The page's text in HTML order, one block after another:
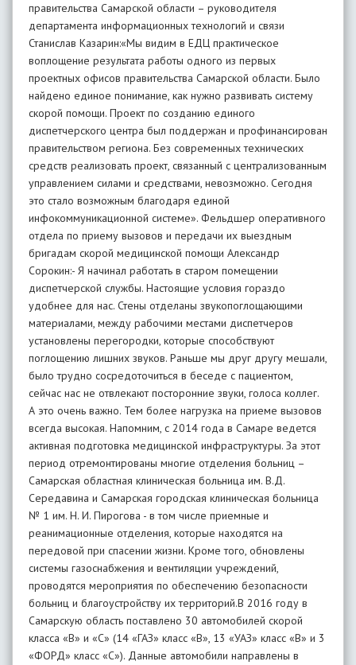
правительства Самарской области – руководителя
департамента информационных технологий и связи
Станислав Казарин:«Мы видим в ЕДЦ практическое
воплощение результата работы одного из первых
проектных офисов правительства Самарской области. Было
найдено единое понимание, как нужно развивать систему
скорой помощи. Проект по созданию единого
диспетчерского центра был поддержан и профинансирован
правительством региона. Без современных технических
средств реализовать проект, связанный с централизованным
управлением силами и средствами, невозможно. Сегодня
это стало возможным благодаря единой
инфокоммуникационной системе». Фельдшер оперативного
отдела по приему вызовов и передачи их выездным
бригадам скорой медицинской помощи Александр
Сорокин:- Я начинал работать в старом помещении
диспетчерской службы. Настоящие условия гораздо
удобнее для нас. Стены отделаны звукопоглощающими
материалами, между рабочими местами диспетчеров
установлены перегородки, которые способствуют
поглощению лишних звуков. Раньше мы друг другу мешали,
было трудно сосредоточиться в беседе с пациентом,
сейчас нас не отвлекают посторонние звуки, голоса коллег.
А это очень важно. Тем более нагрузка на приеме вызовов
всегда высокая. Напомним, с 2014 года в Самаре ведется
активная подготовка медицинской инфраструктуры. За этот
период отремонтированы многие отделения больниц –
Самарская областная клиническая больница им. В.Д.
Середавина и Самарская городская клиническая больница
№ 1 им. Н. И. Пирогова - в том числе приемные и
реанимационные отделения, которые находятся на
передовой при спасении жизни. Кроме того, обновлены
системы газоснабжения и вентиляции учреждений,
проводятся мероприятия по обеспечению безопасности
больниц и благоустройству их территорий.В 2016 году в
Самарскую область поставлено 30 автомобилей скорой
класса «В» и «С» (14 «ГАЗ» класс «В», 13 «УАЗ» класс «В» и 3
«ФОРД» класс «С»). Данные автомобили направлены в